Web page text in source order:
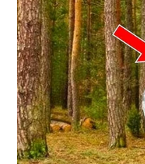
WN
LABUANBAJO
WN
BORNEO
Wahana
Media
Group